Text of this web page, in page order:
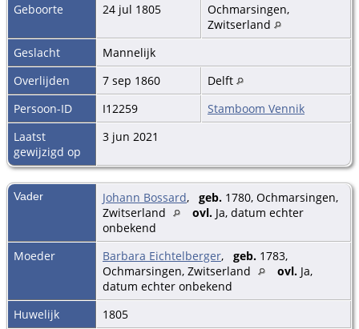
Geboorte
24 jul 1805
Ochmarsingen,
Zwitserland
Geslacht
Mannelijk
Overlijden
7 sep 1860
Delft
Persoon-ID
I12259
Stamboom Vennik
Laatst
gewijzigd op
3 jun 2021
Vader Johann Bossard, geb. 1780, Ochmarsingen,
Zwitserland
ovl. Ja, datum echter
onbekend
Moeder
Barbara Eichtelberger, geb. 1783,
Ochmarsingen, Zwitserland
ovl. Ja,
datum echter onbekend
Huwelijk
1805